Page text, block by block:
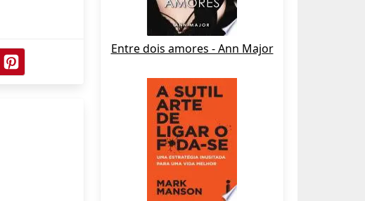
Entre dois amores - Ann Major